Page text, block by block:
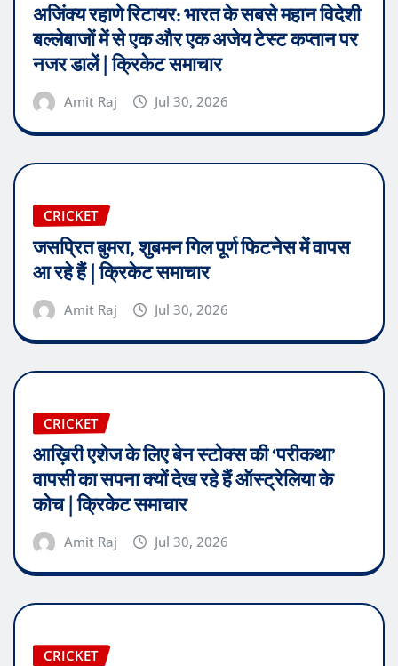
अजिंक्य रहाणे रिटायर: भारत के सबसे महान विदेशी
बल्लेबाजों में से एक और एक अजेय टेस्ट कप्तान पर
नजर डालें | क्रिकेट समाचार
Amit Raj Jul 30, 2026
CRICKET
जसप्रित बुमरा, शुबमन गिल पूर्ण फिटनेस में वापस
आ रहे हैं | क्रिकेट समाचार
Amit Raj Jul 30, 2026
CRICKET
आख़िरी एशेज के लिए बेन स्टोक्स की ‘परीकथा’
वापसी का सपना क्यों देख रहे हैं ऑस्ट्रेलिया के
कोच | क्रिकेट समाचार
Amit Raj Jul 30, 2026
CRICKET